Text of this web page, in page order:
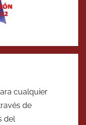
cualquier
de
del